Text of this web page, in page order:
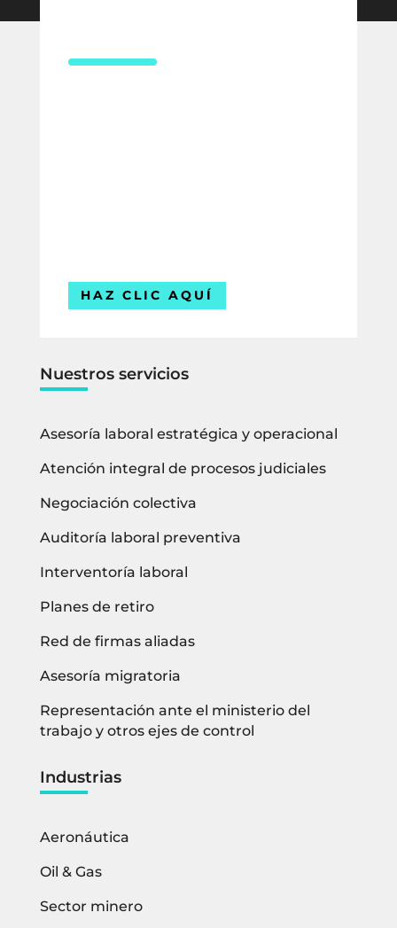
HAZ CLIC AQUÍ
Nuestros servicios
Asesoría laboral estratégica y operacional
Atención integral de procesos judiciales
Negociación colectiva
Auditoría laboral preventiva
Interventoría laboral
Planes de retiro
Red de firmas aliadas
Asesoría migratoria
Representación ante el ministerio del
trabajo y otros ejes de control
Industrias
Aeronáutica
Oil & Gas
Sector minero